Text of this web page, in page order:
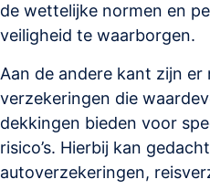
de wettelijke normen en
veiligheid te waarborgen.
Aan de andere kant zijn
verzekeringen die
dekkingen bieden voor
risico’s. Hierbij kan
autoverzekeringen,